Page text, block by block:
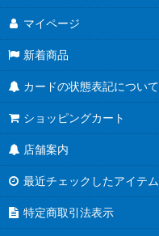
マイページ
新着商品
カードの状態表記について
ショッピングカート
店舗案内
最近チェックしたアイテム
特定商取引法表示